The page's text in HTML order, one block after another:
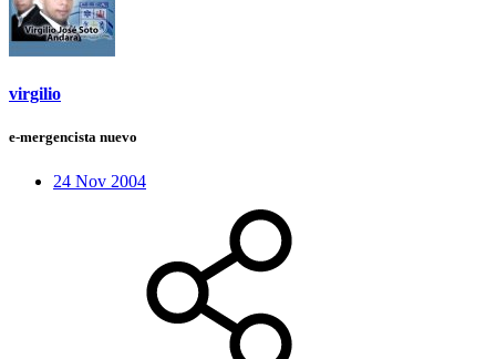
virgilio
e-mergencista nuevo
24 Nov 2004